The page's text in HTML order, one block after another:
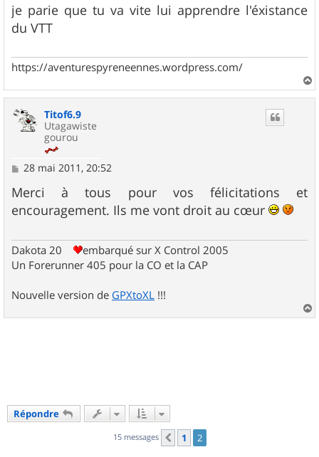
s
s
a
je parie que tu va vite lui apprendre l'éxistance
du VTT
https://aventurespyreneennes.wordpress.com/
a
Titof6.9
Utagawiste
gourou
M
s
s
a
28 mai 2011, 20:52
Merci à tous pour vos félicitations et
encouragement. Ils me vont droit au cœur
Dakota 20
embarqué sur X Control 2005
Un Forerunner 405 pour la CO et la CAP
Nouvelle version de GPXtoXL !!!
a
Répondre
15 messages Précédent
1 2